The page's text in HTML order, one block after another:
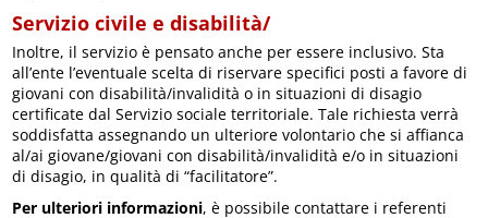
Servizio civile e disabilità/
Inoltre, il servizio è pensato anche per essere inclusivo. Sta
all’ente l’eventuale scelta di riservare specifici posti a favore di
giovani con disabilità/invalidità o in situazioni di disagio
certificate dal Servizio sociale territoriale. Tale richiesta verrà
soddisfatta assegnando un ulteriore volontario che si affianca
al/ai giovane/giovani con disabilità/invalidità e/o in situazioni
di disagio, in qualità di “facilitatore”.
Per ulteriori informazioni, è possibile contattare i referenti